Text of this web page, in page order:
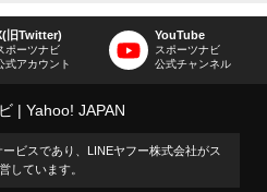
旧Twitter)
ポーツナビ
式アカウント
YouTube
スポーツナビ
公式チャンネル
Yahoo! JAPAN
ビスであり、LINEヤフー株式会社がス
しています。